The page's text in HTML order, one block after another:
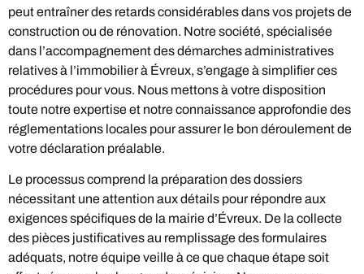
peut entraîner des retards considérables dans vos projets de
construction ou de rénovation. Notre société, spécialisée
dans l’accompagnement des démarches administratives
relatives à l’immobilier à Évreux, s’engage à simplifier ces
procédures pour vous. Nous mettons à votre disposition
toute notre expertise et notre connaissance approfondie des
réglementations locales pour assurer le bon déroulement de
votre déclaration préalable.
Le processus comprend la préparation des dossiers
nécessitant une attention aux détails pour répondre aux
exigences spécifiques de la mairie d’Évreux. De la collecte
des pièces justificatives au remplissage des formulaires
adéquats, notre équipe veille à ce que chaque étape soit